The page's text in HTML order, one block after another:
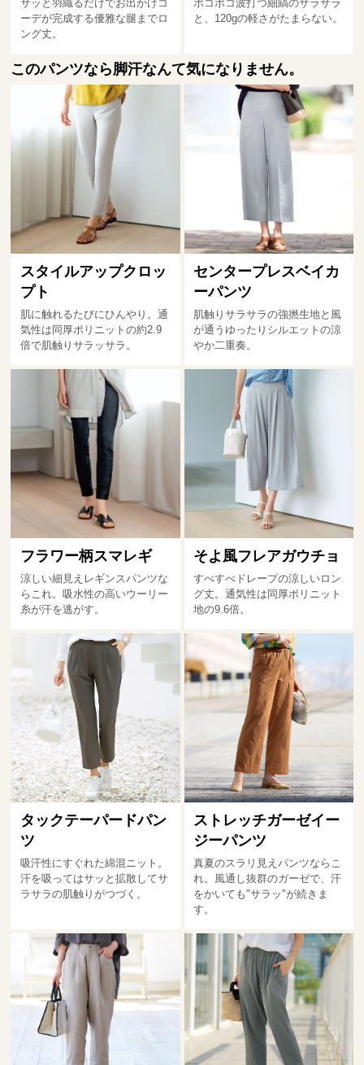
サッと羽織るだけでお出かけコ
ーデが完成する優雅な腿までロ
ング丈。
ポコポコ波打つ細縞のサラサラ
と、120gの軽さがたまらない。
このパンツなら脚汗なんて気になりません。
スタイルアップクロッ
プト
肌に触れるたびにひんやり。通
気性は同厚ポリニットの約2.9
倍で肌触りサラッサラ。
センタープレスベイカ
ーパンツ
肌触りサラサラの強撚生地と風
が通うゆったりシルエットの涼
やか二重奏。
フラワー柄スマレギ
涼しい細見えレギンスパンツな
らこれ。吸水性の高いウーリー
糸が汗を逃がす。
そよ風フレアガウチョ
すべすべドレープの涼しいロン
グ丈。通気性は同厚ポリニット
地の9.6倍。
タックテーパードパン
ツ
吸汗性にすぐれた綿混ニット。
汗を吸ってはサッと拡散してサ
ラサラの肌触りがつづく。
ストレッチガーゼイー
ジーパンツ
真夏のスラリ見えパンツならこ
れ。風通し抜群のガーゼで、汗
をかいても"サラッ"が続きま
す。